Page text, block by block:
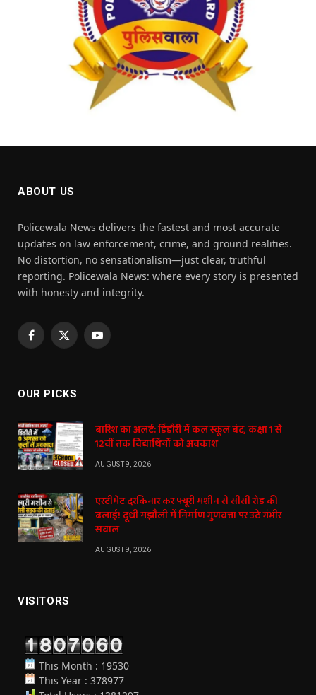
ABOUT US
Policewala News delivers the fastest and most accurate
updates on law enforcement, crime, and ground realities.
No distortion, no sensationalism—just clear, truthful
reporting. Policewala News: where every story is presented
with honesty and integrity.
Facebook
X
YouTube
OUR PICKS
बारिश का अलर्ट: डिंडौरी में कल स्कूल बंद, कक्षा 1 से
12वीं तक विद्यार्थियों को अवकाश
AUGUST 9, 2026
एस्टीमेट दरकिनार कर फ्यूरी मशीन से सीसी रोड की
ढलाई! दूधी मझौली में निर्माण गुणवत्ता पर उठे गंभीर
सवाल
AUGUST 9, 2026
VISITORS
This Month : 19530
This Year : 378977